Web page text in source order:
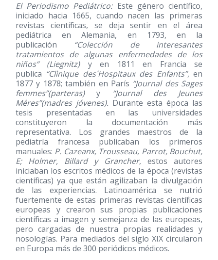
El Periodismo Pediátrico:Este género científico,
iniciado hacia 1665, cuando nacen las primeras
revistas científicas, se deja sentir en el área
pediátrica en Alemania, en 1793, en la
publicación “Colección de interesantes
tratamientos de algunas enfermedades de los
niños” (Liegnitz)y en 1811 en Francia se
publica “Clìnique des´Hospitaux des Enfants”, en
1877 y 1878; también en París “Journal des Sages
femmes”(parteras)y
“Journal des Jeunes
Méres”(madres jóvenes). Durante esta época las
tesis presentadas en las universidades
constituyeron la documentación más
representativa. Los grandes maestros de la
pediatría francesa publicaban los primeros
manuales: P. Cazeanx, Trousseau, Parrot, Bouchut,
E; Holmer, Billard y Grancher, estos autores
iniciaban los escritos médicos de la época (revistas
científicas) ya que están agilizaban la divulgación
de las experiencias. Latinoamérica se nutrió
fuertemente de estas primeras revistas científicas
europeas y crearon sus propias publicaciones
científicas a imagen y semejanza de las europeas,
pero cargadas de nuestra propias realidades y
nosologías. Para mediados del siglo XIX circularon
en Europa más de 300 periódicos médicos.